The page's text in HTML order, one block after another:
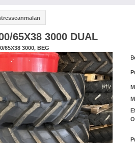
65X38 3000 DUAL
65X38 3000, BEG